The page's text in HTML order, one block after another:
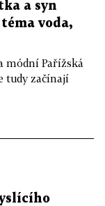
a syn
voda,
módní Pařížská
tudy začínají